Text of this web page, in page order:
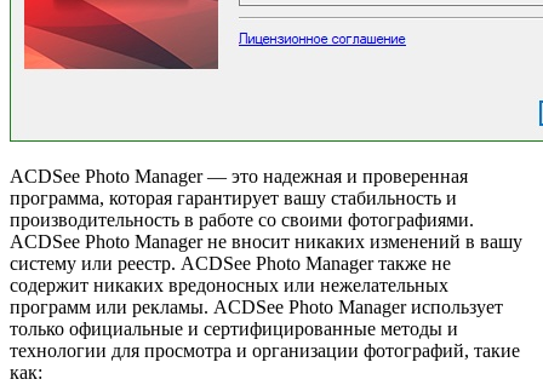
ACDSee Photo Manager — это надежная и проверенная
программа, которая гарантирует вашу стабильность и
производительность в работе со своими фотографиями.
ACDSee Photo Manager не вносит никаких изменений в вашу
систему или реестр. ACDSee Photo Manager также не
содержит никаких вредоносных или нежелательных
программ или рекламы. ACDSee Photo Manager использует
только официальные и сертифицированные методы и
технологии для просмотра и организации фотографий, такие
как: